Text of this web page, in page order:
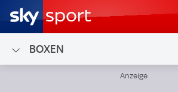
BOXEN